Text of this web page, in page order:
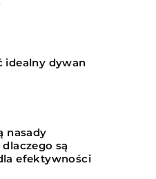
idealny dywan
nasady
są
efektywności